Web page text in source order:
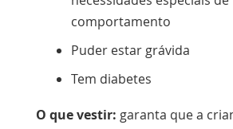
comportamento
Puder estar grávida
Tem diabetes
O que vestir: garanta que a